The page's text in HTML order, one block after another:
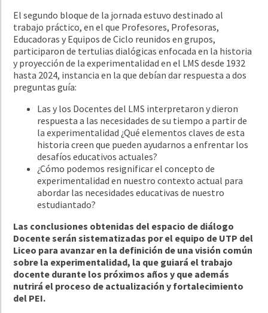
El segundo bloque de la jornada estuvo destinado al
trabajo práctico, en el que Profesores, Profesoras,
Educadoras y Equipos de Ciclo reunidos en grupos,
participaron de tertulias dialógicas enfocada en la historia
y proyección de la experimentalidad en el LMS desde 1932
hasta 2024, instancia en la que debían dar respuesta a dos
preguntas guía:
Las y los Docentes del LMS interpretaron y dieron
respuesta a las necesidades de su tiempo a partir de
la experimentalidad ¿Qué elementos claves de esta
historia creen que pueden ayudarnos a enfrentar los
desafíos educativos actuales?
¿Cómo podemos resignificar el concepto de
experimentalidad en nuestro contexto actual para
abordar las necesidades educativas de nuestro
estudiantado?
Las conclusiones obtenidas del espacio de diálogo
Docente serán sistematizadas por el equipo de UTP del
Liceo para avanzar en la definición de una visión común
sobre la experimentalidad, la que guiará el trabajo
docente durante los próximos años y que además
nutrirá el proceso de actualización y fortalecimiento
del PEI.